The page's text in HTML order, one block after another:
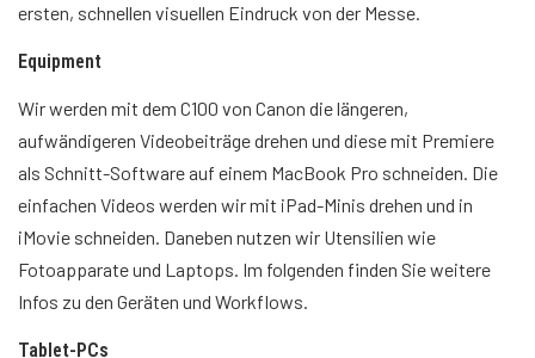
ersten, schnellen visuellen Eindruck von der Messe.
Equipment
Wir werden mit dem C100 von Canon die längeren,
aufwändigeren Videobeiträge drehen und diese mit Premiere
als Schnitt-Software auf einem MacBook Pro schneiden. Die
einfachen Videos werden wir mit iPad-Minis drehen und in
iMovie schneiden. Daneben nutzen wir Utensilien wie
Fotoapparate und Laptops. Im folgenden finden Sie weitere
Infos zu den Geräten und Workflows.
Tablet-PCs